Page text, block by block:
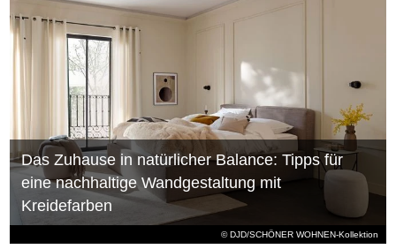
© DJD/SCHÖNER WOHNEN-Kollektion
Das Zuhause in natürlicher Balance: Tipps für
eine nachhaltige Wandgestaltung mit
Kreidefarben